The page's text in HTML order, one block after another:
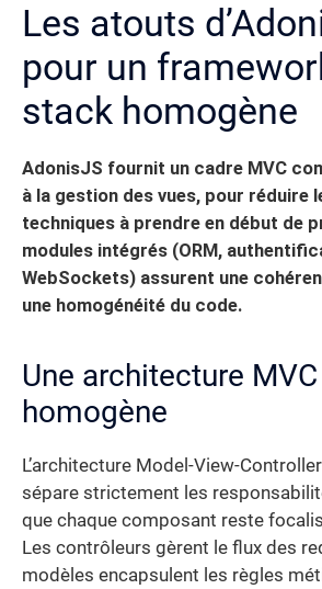
Les atouts
pour un
stack homogène
AdonisJS fournit un cadre MVC
à la gestion des vues, pour réduire
techniques à prendre en début de
modules intégrés (ORM,
WebSockets) assurent une
une homogénéité du code.
Une architecture
homogène
L’architecture Model-View-
sépare strictement les
que chaque composant reste
Les contrôleurs gèrent le flux des
modèles encapsulent les règles